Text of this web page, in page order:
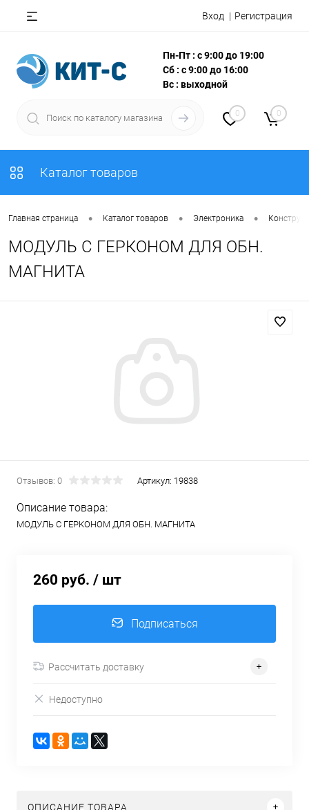
Вход Регистрация
Пн-Пт : с 9:00 до 19:00
Сб : с 9:00 до 16:00
Вс : выходной
0 0
Каталог товаров
Главная страница • Каталог товаров • Электроника •
МОДУЛЬ С ГЕРКОНОМ ДЛЯ ОБН.
МАГНИТА
Отзывов: 0 Артикул: 19838
Описание товара:
МОДУЛЬ С ГЕРКОНОМ ДЛЯ ОБН. МАГНИТА
260 руб. / шт
Подписаться
Рассчитать доставку
Недоступно
ОПИСАНИЕ ТОВАРА